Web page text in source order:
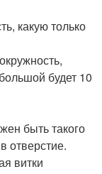
какую только
будет 10
быть такого
отверстие.
витки